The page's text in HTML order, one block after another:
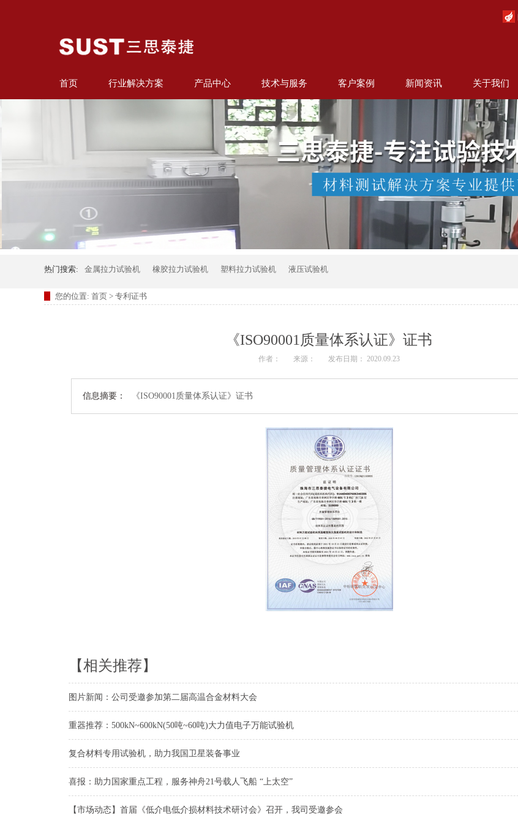
首页 行业解决方案 产品中心 技术与服务 客户案例 新闻资讯 关于我们
热门搜索: 金属拉力试验机 橡胶拉力试验机 塑料拉力试验机 液压试验机
您的位置: 首页 > 专利证书
《ISO90001质量体系认证》证书
作者： 来源： 发布日期： 2020.09.23
信息摘要： 《ISO90001质量体系认证》证书
【相关推荐】
图片新闻：公司受邀参加第二届高温合金材料大会
重器推荐：500kN~600kN(50吨~60吨)大力值电子万能试验机
复合材料专用试验机，助力我国卫星装备事业
喜报：助力国家重点工程，服务神舟21号载人飞船 “上太空”
【市场动态】首届《低介电低介损材料技术研讨会》召开，我司受邀参会